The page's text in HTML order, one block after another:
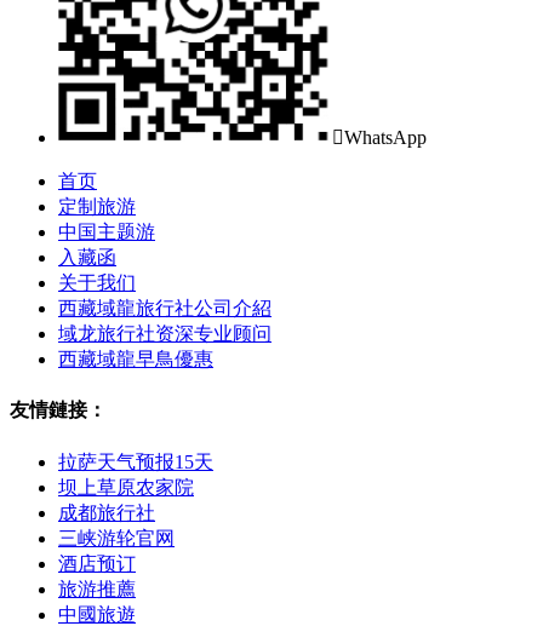
WhatsApp
首页
定制旅游
中国主题游
入藏函
关于我们
西藏域龍旅行社公司介紹
域龙旅行社资深专业顾问
西藏域龍早鳥優惠
友情鏈接：
拉萨天气预报15天
坝上草原农家院
成都旅行社
三峡游轮官网
酒店预订
旅游推薦
中國旅遊